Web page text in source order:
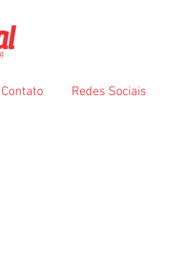
Contato Redes Sociais